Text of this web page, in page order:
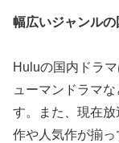
幅広いジャンルの
Huluの国内ドラ
ューマンドラマ
す。また、現在
作や人気作が揃っ